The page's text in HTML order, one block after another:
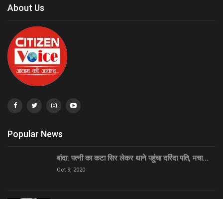
About Us
Popular News
बांदा: पत्नी का कटा सिर लेकर थाने पहुंचा दरिंदा पति, मचा…
Oct 9, 2020